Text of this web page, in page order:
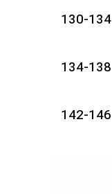
130-134
134-138
142-146